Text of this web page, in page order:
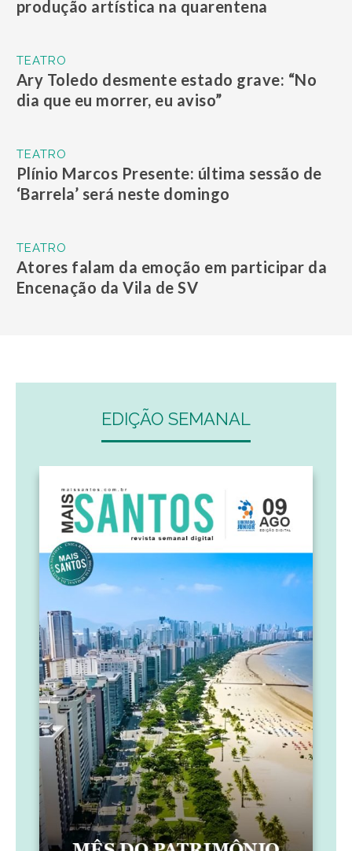
produção artística na quarentena
TEATRO
Ary Toledo desmente estado grave: “No
dia que eu morrer, eu aviso”
TEATRO
Plínio Marcos Presente: última sessão de
‘Barrela’ será neste domingo
TEATRO
Atores falam da emoção em participar da
Encenação da Vila de SV
EDIÇÃO SEMANAL